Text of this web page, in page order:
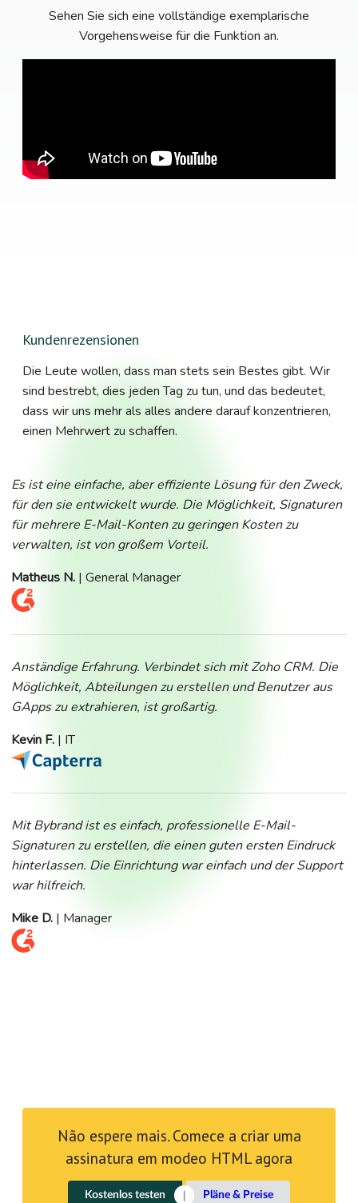
Sehen Sie sich eine vollständige exemplarische
Vorgehensweise für die Funktion an.
Kundenrezensionen
Die Leute wollen, dass man stets sein Bestes gibt. Wir
sind bestrebt, dies jeden Tag zu tun, und das bedeutet,
dass wir uns mehr als alles andere darauf konzentrieren,
einen Mehrwert zu schaffen.
Es ist eine einfache, aber effiziente Lösung für den Zweck,
für den sie entwickelt wurde. Die Möglichkeit, Signaturen
für mehrere E-Mail-Konten zu geringen Kosten zu
verwalten, ist von großem Vorteil.
Matheus N. | General Manager
Anständige Erfahrung. Verbindet sich mit Zoho CRM. Die
Möglichkeit, Abteilungen zu erstellen und Benutzer aus
GApps zu extrahieren, ist großartig.
Kevin F. | IT
Mit Bybrand ist es einfach, professionelle E-Mail-
Signaturen zu erstellen, die einen guten ersten Eindruck
hinterlassen. Die Einrichtung war einfach und der Support
war hilfreich.
Mike D. | Manager
Não espere mais. Comece a criar uma
assinatura em modeo HTML agora
Kostenlos testen Pläne & Preise